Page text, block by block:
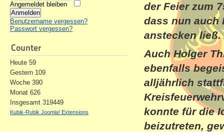
Angemeldet bleiben
Anmelden
Benutzername vergessen?
Passwort vergessen?
Counter
Heute 59
Gestern 109
Woche 390
Monat 626
Insgesamt 319449
Kubik-Rubik Joomla! Extensions
der Feier zum
dass nun auch
anstecken
Auch Holger
ebenfalls
alljährlich
konnte für die
beizutreten,